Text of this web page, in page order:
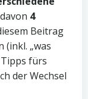
4
Beitrag
(inkl. „was
fürs
der Wechsel